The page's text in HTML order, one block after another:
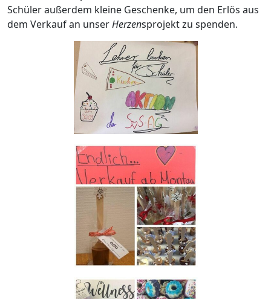
Schüler außerdem kleine Geschenke, um den Erlös aus
dem Verkauf an unserHerzensprojekt zu spenden.